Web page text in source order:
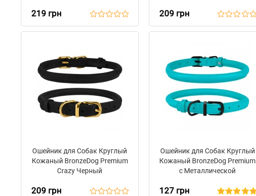
219 грн 209 грн
Ошейник для Собак Круглый
Кожаный BronzeDog Premium
Crazy Черный
209 грн
Ошейник для Собак Круглый
Кожаный BronzeDog Premium
с Металлической
127 грн